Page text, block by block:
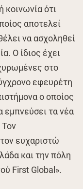
κοινωνία ότι
αποτελεί
να ασχοληθεί
Ο ίδιος έχει
στο
εφευρέτη
ο οποίος
εμπνεύσει τα νέα
Τον
ευχαριστώ
και την πόλη
First Global».